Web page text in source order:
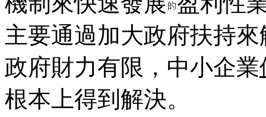
主要通過加大政府扶持
政府財力有限，中小企業
根本上得到解決。